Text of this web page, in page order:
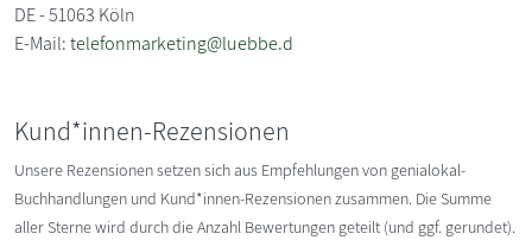
DE - 51063 Köln
E-Mail:telefonmarketing@luebbe.d
Kund*innen-Rezensionen
Unsere Rezensionen setzen sich aus Empfehlungen von genialokal-
Buchhandlungen und Kund*innen-Rezensionen zusammen. Die Summe
aller Sterne wird durch die Anzahl Bewertungen geteilt (und ggf. gerundet).